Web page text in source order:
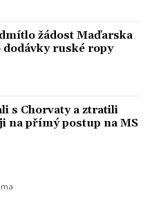
žádost Maďarska
dodávky ruské ropy
s Chorvaty a ztratili
na přímý postup na MS